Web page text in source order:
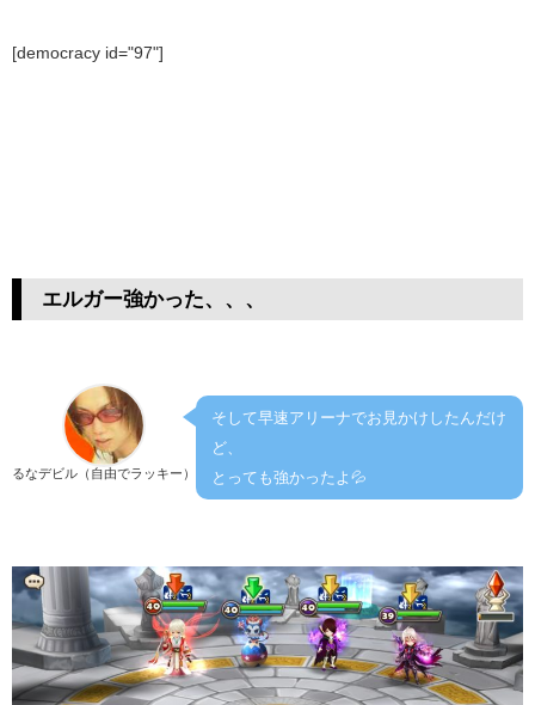
[democracy id="97"]
エルガー強かった、、、
るなデビル（自由でラッキー）
そして早速アリーナでお見かけしたんだけ
ど、
とっても強かったよ💦